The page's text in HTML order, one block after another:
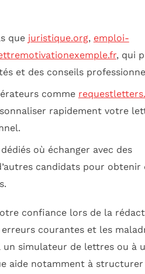
que juristique.org, emploi-
, qui
et des conseils
comme
rapidement votre
où échanger avec des
candidats pour obtenir
confiance lors de la
courantes et les
un simulateur de lettres ou à
aide notamment à structurer